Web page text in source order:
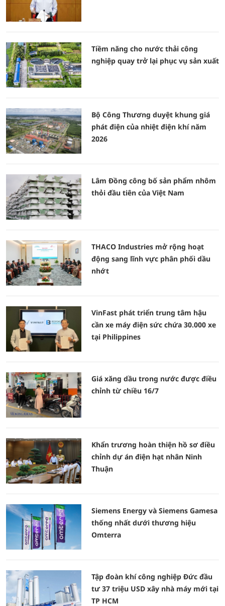
Tiềm năng cho nước thải công
nghiệp quay trở lại phục vụ sản xuất
Bộ Công Thương duyệt khung giá
phát điện của nhiệt điện khí năm
2026
Lâm Đồng công bố sản phẩm nhôm
thỏi đầu tiên của Việt Nam
THACO Industries mở rộng hoạt
động sang lĩnh vực phân phối dầu
nhớt
VinFast phát triển trung tâm hậu
cần xe máy điện sức chứa 30.000 xe
tại Philippines
Giá xăng dầu trong nước được điều
chỉnh từ chiều 16/7
Khẩn trương hoàn thiện hồ sơ điều
chỉnh dự án điện hạt nhân Ninh
Thuận
Siemens Energy và Siemens Gamesa
thống nhất dưới thương hiệu
Omterra
Tập đoàn khí công nghiệp Đức đầu
tư 37 triệu USD xây nhà máy mới tại
TP HCM